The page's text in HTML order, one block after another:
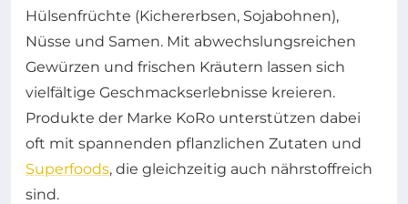
Hülsenfrüchte (Kichererbsen, Sojabohnen),
Nüsse und Samen. Mit abwechslungsreichen
Gewürzen und frischen Kräutern lassen sich
vielfältige Geschmackserlebnisse kreieren.
Produkte der Marke KoRo unterstützen dabei
oft mit spannenden pflanzlichen Zutaten und
Superfoods, die gleichzeitig auch nährstoffreich
sind.